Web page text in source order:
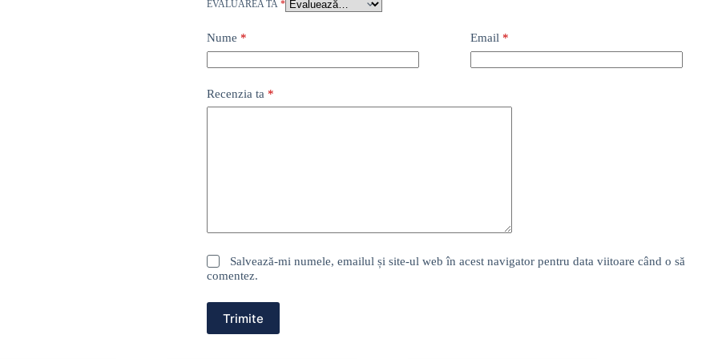
EVALUAREA TA *
Nume * Email *
Recenzia ta *
Salvează-mi numele, emailul și site-ul web în acest navigator pentru data viitoare când o să
comentez.
Trimite